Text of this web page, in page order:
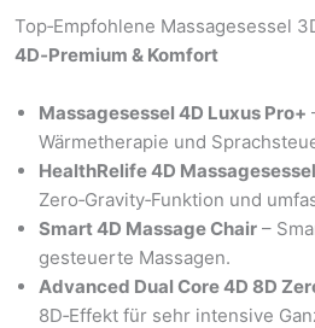
Top‑Empfohlene Massagesessel
4D‑Premium & Komfort
Massagesessel 4D Luxus Pro+
Wärmetherapie und
HealthRelife 4D Massagesessel
Zero‑Gravity‑Funktion und
Smart 4D Massage Chair –
gesteuerte Massagen.
Advanced Dual Core 4D 8D
8D‑Effekt für sehr intensive